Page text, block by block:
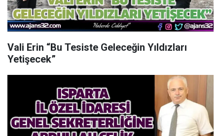
Vali Erin “Bu Tesiste Geleceğin Yıldızları
Yetişecek”